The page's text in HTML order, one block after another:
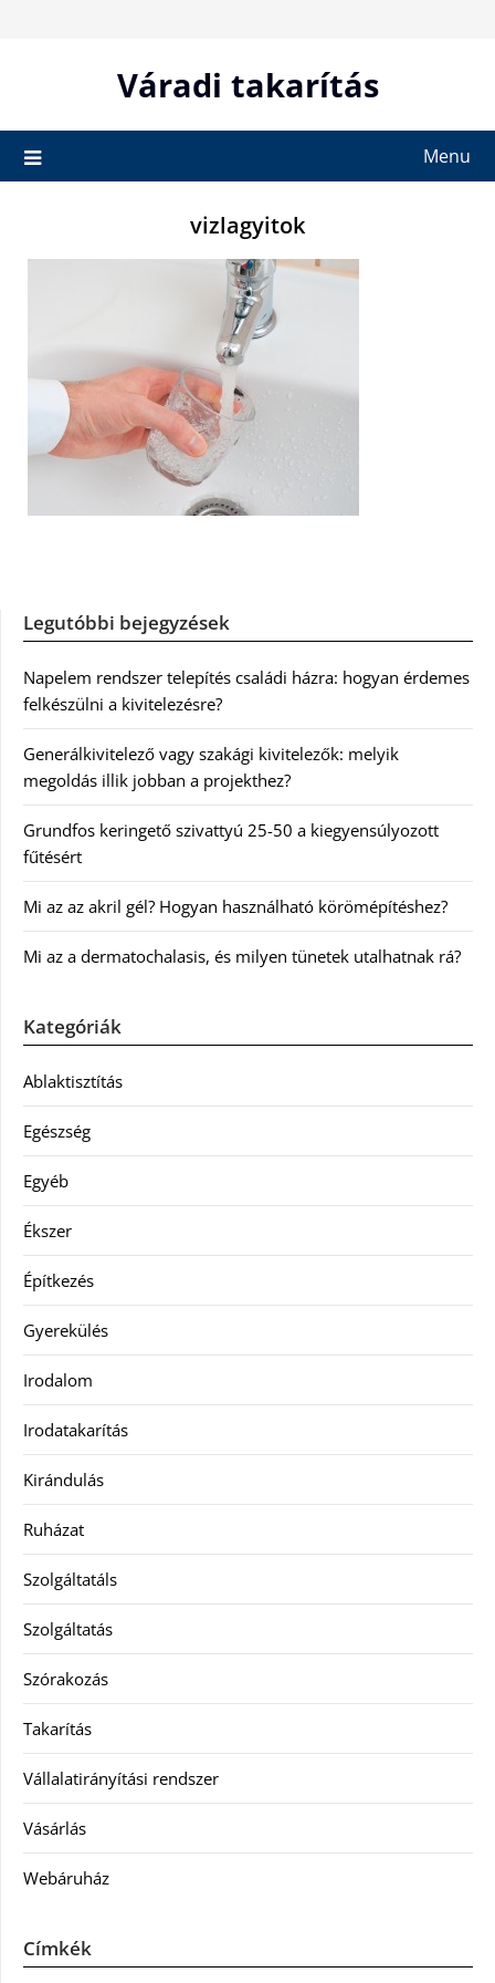
Váradi takarítás
Menu
vizlagyitok
Legutóbbi bejegyzések
Napelem rendszer telepítés családi házra: hogyan érdemes
felkészülni a kivitelezésre?
Generálkivitelező vagy szakági kivitelezők: melyik
megoldás illik jobban a projekthez?
Grundfos keringető szivattyú 25-50 a kiegyensúlyozott
fűtésért
Mi az az akril gél? Hogyan használható körömépítéshez?
Mi az a dermatochalasis, és milyen tünetek utalhatnak rá?
Kategóriák
Ablaktisztítás
Egészség
Egyéb
Ékszer
Építkezés
Gyerekülés
Irodalom
Irodatakarítás
Kirándulás
Ruházat
Szolgáltatáls
Szolgáltatás
Szórakozás
Takarítás
Vállalatirányítási rendszer
Vásárlás
Webáruház
Címkék